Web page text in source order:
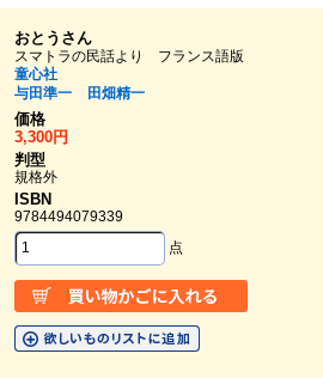
おとうさん
スマトラの民話より フランス語版
童心社
与田準一
田畑精一
価格
3,300円
判型
規格外
ISBN
9784494079339
点